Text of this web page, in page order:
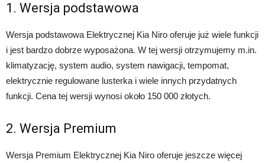
1. Wersja podstawowa
Wersja podstawowa Elektrycznej Kia Niro oferuje już wiele funkcji
i jest bardzo dobrze wyposażona. W tej wersji otrzymujemy m.in.
klimatyzację, system audio, system nawigacji, tempomat,
elektrycznie regulowane lusterka i wiele innych przydatnych
funkcji. Cena tej wersji wynosi około 150 000 złotych.
2. Wersja Premium
Wersja Premium Elektrycznej Kia Niro oferuje jeszcze więcej